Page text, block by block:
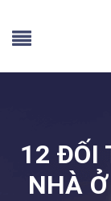
12 ĐỐI
NHÀ